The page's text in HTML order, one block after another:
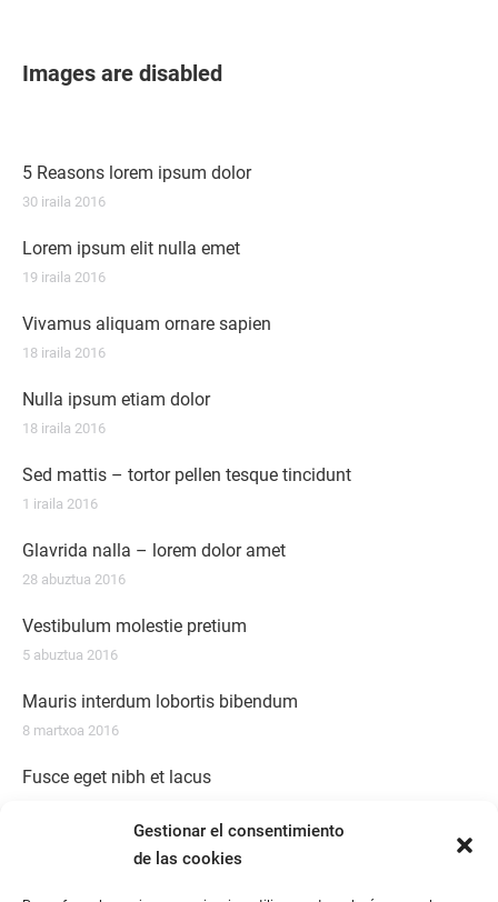
Gestionar el consentimiento
de las cookies
Images are disabled
5 Reasons lorem ipsum dolor
30 iraila 2016
Lorem ipsum elit nulla emet
19 iraila 2016
Vivamus aliquam ornare sapien
18 iraila 2016
Nulla ipsum etiam dolor
18 iraila 2016
Sed mattis – tortor pellen tesque tincidunt
1 iraila 2016
Glavrida nalla – lorem dolor amet
28 abuztua 2016
Vestibulum molestie pretium
5 abuztua 2016
Mauris interdum lobortis bibendum
8 martxoa 2016
Fusce eget nibh et lacus